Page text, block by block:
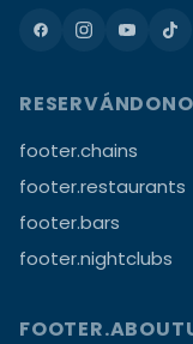
footer.chains
footer.restaurants
footer.bars
footer.nightclubs